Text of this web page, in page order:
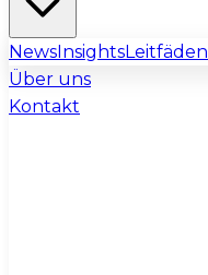
NewsInsightsLeitfäden
Über uns
Kontakt